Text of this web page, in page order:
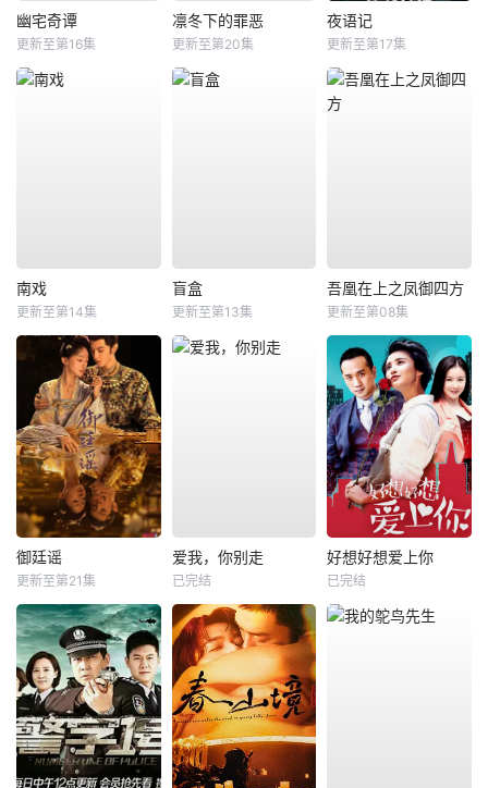
幽宅奇谭
更新至第16集
凛冬下的罪恶
更新至第20集
夜语记
更新至第17集
南戏
更新至第14集
盲盒
更新至第13集
吾凰在上之凤御四方
更新至第08集
御廷谣
更新至第21集
爱我，你别走
已完结
好想好想爱上你
已完结